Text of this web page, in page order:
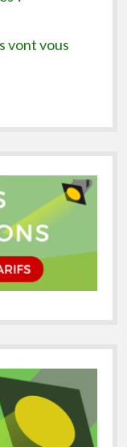
vont vous